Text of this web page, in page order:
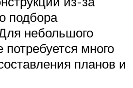
подбора
небольшого
много
планов и